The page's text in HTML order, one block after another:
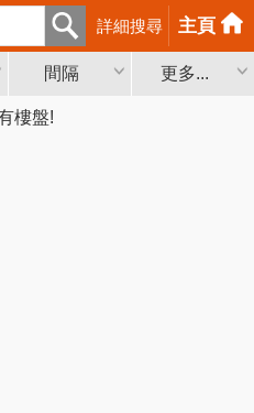
詳細搜尋 主頁
間隔 更多...
樓盤!